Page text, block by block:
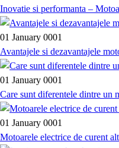
Inovatie si performanta –
01 January 0001
Avantajele si dezavantajele
01 January 0001
Care sunt diferentele dintre un
01 January 0001
Motoarele electrice de curent